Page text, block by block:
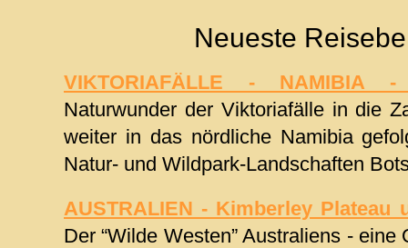
Neueste
VIKTORIAFÄLLE - NAMIBIA -
Naturwunder der Viktoriafälle in die
weiter in das nördliche Namibia
Natur- und Wildpark-Landschaften
AUSTRALIEN - Kimberley Plateau
Der “Wilde Westen” Australiens -